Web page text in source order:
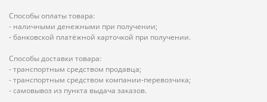
Способы оплаты товара:
- наличными денежными при получении;
- банковской платёжной карточкой при получении.
Способы доставки товара:
- транспортным средством продавца;
- транспортным средством компании-перевозчика;
- самовывоз из пункта выдача заказов.